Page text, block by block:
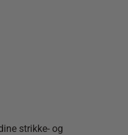
strikke- og